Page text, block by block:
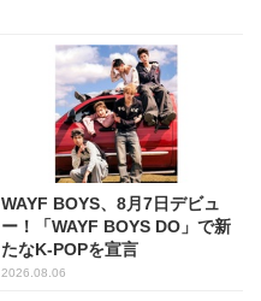
WAYF BOYS、8月7日デビュ
ー！「WAYF BOYS DO」で新
たなK-POPを宣言
2026.08.06